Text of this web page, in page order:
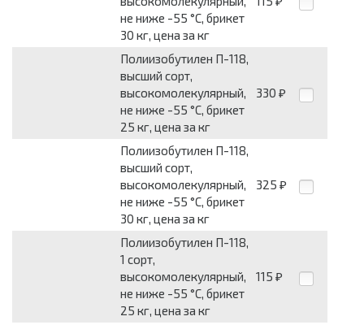
не ниже -55 °C, брикет
30 кг, цена за кг
Полиизобутилен П-118,
высший сорт,
высокомолекулярный,
не ниже -55 °C, брикет
25 кг, цена за кг
330 ₽
Полиизобутилен П-118,
высший сорт,
высокомолекулярный,
не ниже -55 °C, брикет
30 кг, цена за кг
325 ₽
Полиизобутилен П-118,
1 сорт,
высокомолекулярный,
не ниже -55 °C, брикет
25 кг, цена за кг
115 ₽